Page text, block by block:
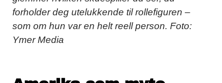
forholder deg utelukkende til rollefiguren –
som om hun var en helt reell person. Foto:
Ymer Media